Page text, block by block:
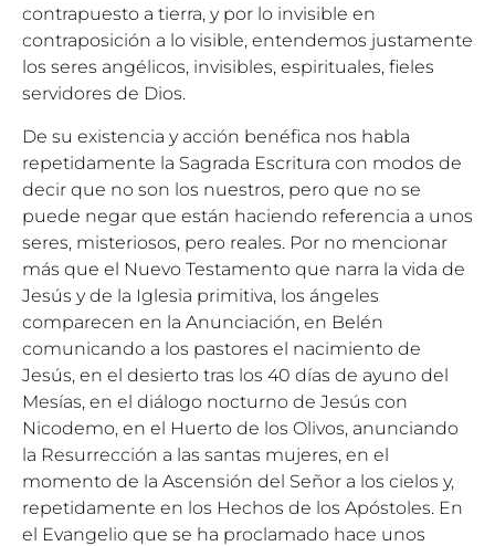
contrapuesto a tierra, y por lo invisible en
contraposición a lo visible, entendemos justamente
los seres angélicos, invisibles, espirituales, fieles
servidores de Dios.
De su existencia y acción benéfica nos habla
repetidamente la Sagrada Escritura con modos de
decir que no son los nuestros, pero que no se
puede negar que están haciendo referencia a unos
seres, misteriosos, pero reales. Por no mencionar
más que el Nuevo Testamento que narra la vida de
Jesús y de la Iglesia primitiva, los ángeles
comparecen en la Anunciación, en Belén
comunicando a los pastores el nacimiento de
Jesús, en el desierto tras los 40 días de ayuno del
Mesías, en el diálogo nocturno de Jesús con
Nicodemo, en el Huerto de los Olivos, anunciando
la Resurrección a las santas mujeres, en el
momento de la Ascensión del Señor a los cielos y,
repetidamente en los Hechos de los Apóstoles. En
el Evangelio que se ha proclamado hace unos